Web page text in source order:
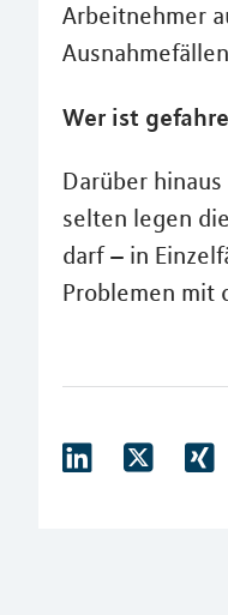
Arbeitnehmer
Wer ist
Darüber
selten legen
darf – in
Problemen mit